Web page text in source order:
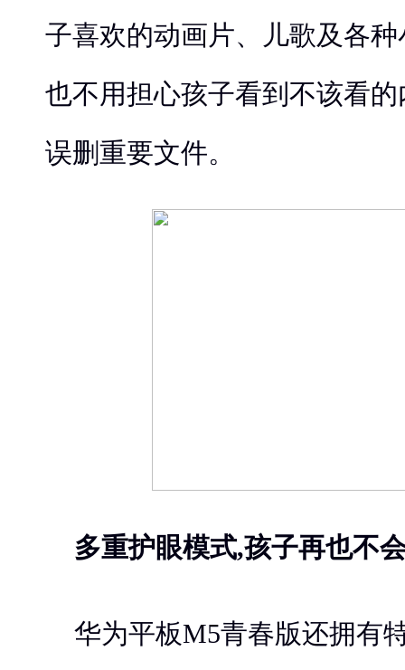
子喜欢的动画片、儿歌及各
也不用担心孩子看到不该看
误删重要文件。
多重护眼模式,孩子再也不
华为平板M5青春版还拥有